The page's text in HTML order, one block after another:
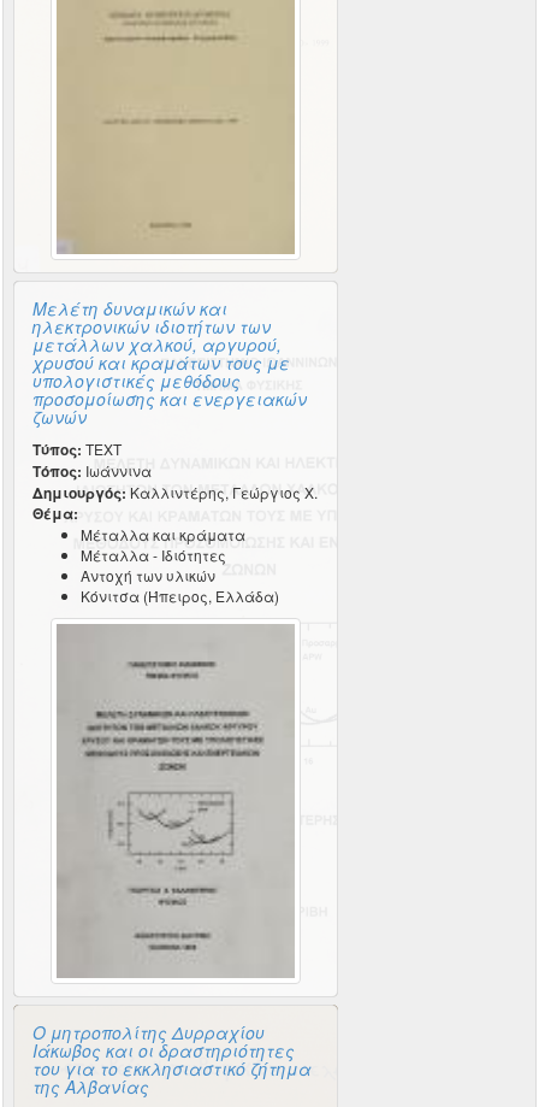
Μελέτη δυναμικών και
ηλεκτρονικών ιδιοτήτων των
μετάλλων χαλκού, αργυρού,
χρυσού και κραμάτων τους με
υπολογιστικές μεθόδους
προσομοίωσης και ενεργειακών
ζωνών
Τύπος: TEXT
Τόπος: Ιωάννινα
Δημιουργός: Καλλιντέρης, Γεώργιος Χ.
Θέμα:
Μέταλλα και κράματα
Μέταλλα - Ιδιότητες
Αντοχή των υλικών
Κόνιτσα (Ήπειρος, Ελλάδα)
Ο μητροπολίτης Δυρραχίου
Ιάκωβος και οι δραστηριότητες
του για το εκκλησιαστικό ζήτημα
της Αλβανίας